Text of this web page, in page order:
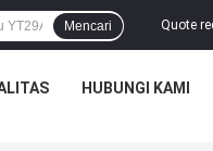
Quote
Mencari
HUBUNGI KAMI